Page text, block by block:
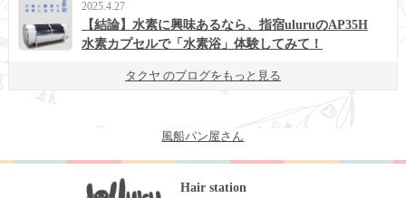
2025.4.27
【結論】水素に興味あるなら、指宿uluruのAP35H
水素カプセルで「水素浴」体験してみて！
タクヤ のブログをもっと見る
風船パン屋さん
Hair station